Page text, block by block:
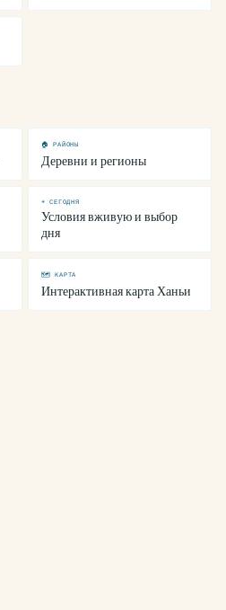
🏠 РАЙОНЫ
Деревни и регионы
☀ СЕГОДНЯ
Условия вживую и выбор
дня
🗺 КАРТА
Интерактивная карта Ханьи